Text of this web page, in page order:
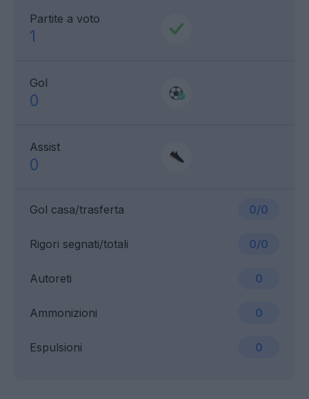
Partite a voto
1
Gol
0
Assist
0
Gol casa/trasferta 0/0
Ammonizioni 0
Rigori segnati/totali 0/0
Espulsioni 0
Autoreti 0